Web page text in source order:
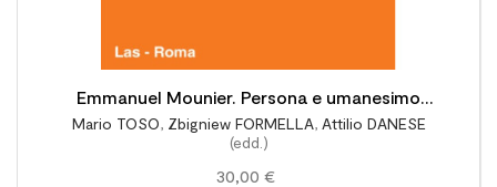
Emmanuel Mounier. Persona e umanesimo
relazionale. Mounier e oltre. Atti del Convegno
Mario TOSO, Zbigniew FORMELLA, Attilio DANESE
(edd.)
30,00 €